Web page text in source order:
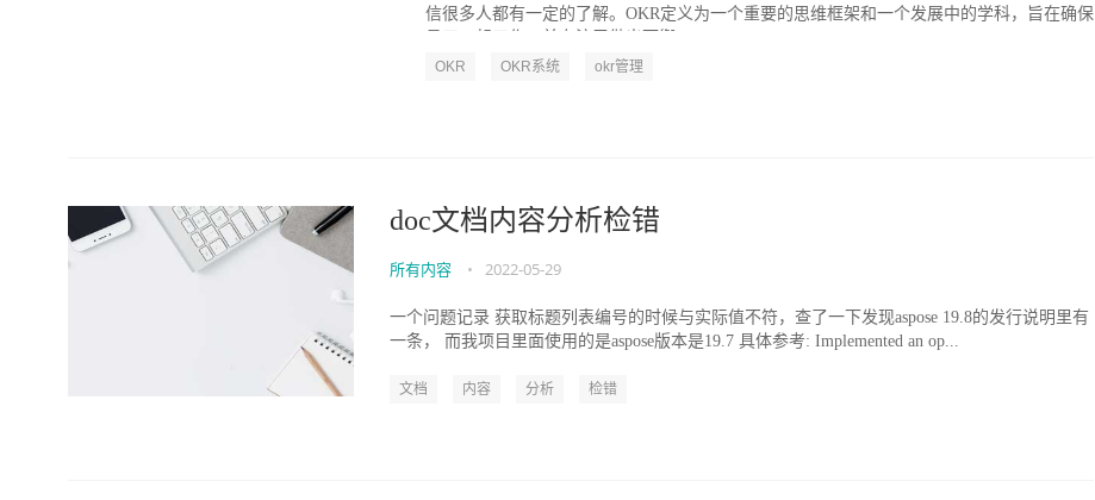
信很多人都有一定的了解。OKR定义为一个重要的思维框架和一个发展中的学科，旨在确保
OKR OKR系统 okr管理
doc文档内容分析检错
所有内容 • 2022-05-29
一个问题记录 获取标题列表编号的时候与实际值不符，查了一下发现aspose 19.8的发行说明里有
一条， 而我项目里面使用的是aspose版本是19.7 具体参考: Implemented an op...
文档 内容 分析 检错